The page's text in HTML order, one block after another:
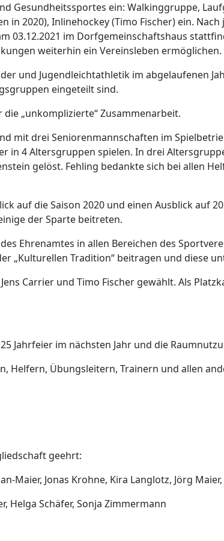
Gesundheitssportes ein: Walkinggruppe,
2020), Inlinehockey (Timo Fischer) ein.
03.12.2021 im Dorfgemeinschaftshaus
weiterhin ein Vereinsleben ermöglichen.
und Jugendleichtathletik im abgelaufenen
eingeteilt sind.
„unkomplizierte“ Zusammenarbeit.
mit drei Seniorenmannschaften im
in 4 Altersgruppen spielen. In drei
gelöst. Fehling bedankte sich bei allen
auf die Saison 2020 und einen Ausblick auf
der Sparte beitreten.
Ehrenamtes in allen Bereichen des
„Kulturellen Tradition“ beitragen und diese
Carrier und Timo Fischer gewählt. Als
Jahrfeier im nächsten Jahr und die
Helfern, Übungsleitern, Trainern und allen
geehrt:
Maier, Jonas Krohne, Kira Langlotz, Jörg
Helga Schäfer, Sonja Zimmermann